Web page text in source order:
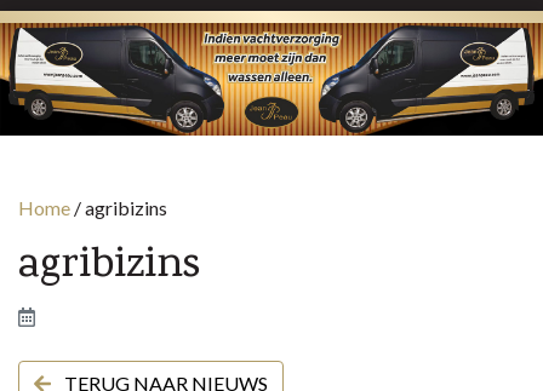
Home /agribizins
agribizins
TERUG NAAR NIEUWS